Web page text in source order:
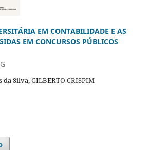
EM CONTABILIDADE E AS
EM CONCURSOS PÚBLICOS
Silva, GILBERTO CRISPIM